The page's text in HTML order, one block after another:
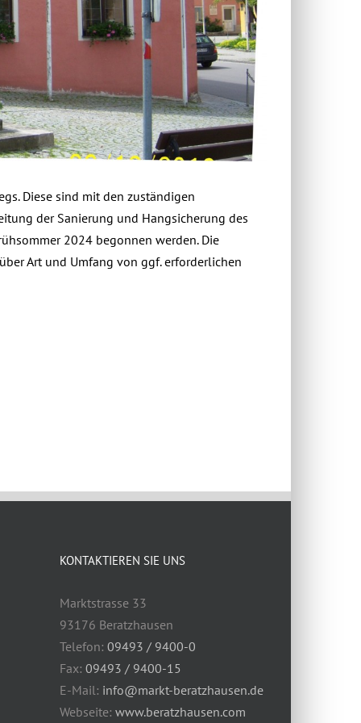
Diese sind mit den zuständigen
der Sanierung und Hangsicherung des
2024 begonnen werden. Die
Art und Umfang von ggf. erforderlichen
KONTAKTIEREN SIE UNS
Marktstrasse 33
93176 Beratzhausen
Telefon:09493 / 9400-0
Fax:09493 / 9400-15
E-Mail: info@markt-beratzhausen.de
Webseite:www.beratzhausen.com